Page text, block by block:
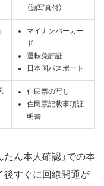
（顔写真付）
マイナンバーカー
ド
運転免許証
日本国パスポート
住民票の写し
住民票記載事項証
明書
たん本人確認」での本
後すぐに回線開通が